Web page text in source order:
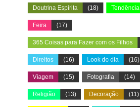
Doutrina Espírita (18) Tendência
Feira (17)
365 Coisas para Fazer com os Filhos
Direitos (16) Look do dia (16)
Viagem (15) Fotografia (14)
Religião (13) Decoração (11)